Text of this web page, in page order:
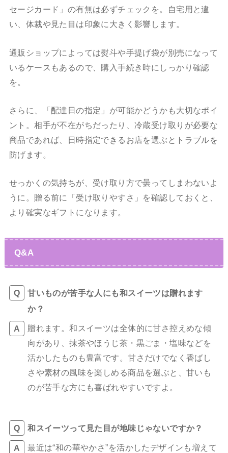
セージカード」の有無は必ずチェックを。自宅用と違
い、体裁や見た目は印象に大きく影響します。
通販ショップによっては熨斗や手提げ袋が別売になって
いるケースもあるので、購入手続き時にしっかり確認
を。
さらに、「配達日の指定」が可能かどうかも大切なポイ
ント。相手が不在がちだったり、冷蔵受け取りが必要な
商品であれば、日時指定できるお店を選ぶとトラブルを
防げます。
せっかくの気持ちが、受け取り方で曇ってしまわないよ
うに。贈る前に「受け取りやすさ」を確認しておくと、
より確実なギフトになります。
Q&A
甘いものが苦手な人にも和スイーツは贈れます
か？
贈れます。和スイーツは全体的に甘さ控えめな傾
向があり、抹茶やほうじ茶・黒ごま・塩味などを
活かしたものも豊富です。甘さだけでなく香ばし
さや素材の風味を楽しめる商品を選ぶと、甘いも
のが苦手な方にも喜ばれやすいですよ。
和スイーツって見た目が地味じゃないですか？
最近は“和の華やかさ”を活かしたデザインも増えて